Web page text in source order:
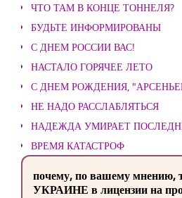
ЧТО ТАМ В КОНЦЕ ТОННЕЛЯ?
БУДЬТЕ ИНФОРМИРОВАНЫ
С ДНЕМ РОССИИ ВАС!
НАСТАЛО ГОРЯЧЕЕ ЛЕТО
С ДНЕМ РОЖДЕНИЯ,
НЕ НАДО РАССЛАБЛЯТЬСЯ
НАДЕЖДА УМИРАЕТ
ВРЕМЯ КАТАСТРОФ
почему, по вашему мнению,
УКРАИНЕ в лицензии на